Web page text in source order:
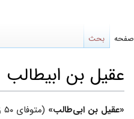
عقیل بن ابیطالب
پرش
پرش
«عقیل بن ابى‌طالب» (متوفای ۵۰ ق)، فرزند
صفحه بحث